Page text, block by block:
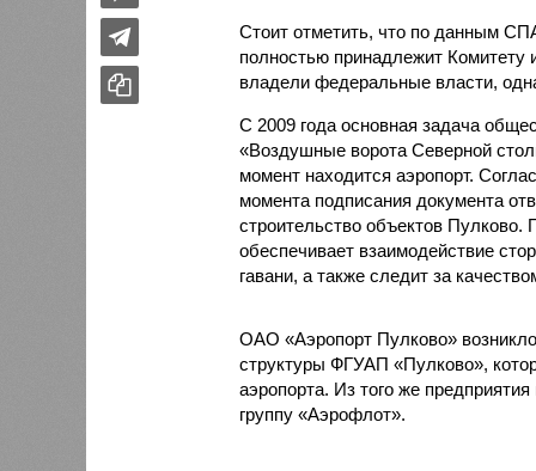
Стоит отметить, что по данным
полностью принадлежит
владели федеральные власти,
С 2009 года основная задача
«Воздушные ворота Северной
момент находится аэропорт.
момента подписания документа
строительство объектов Пулково.
обеспечивает взаимодействие
гавани, а также следит за
ОАО «Аэропорт Пулково»
структуры ФГУАП «Пулково»,
аэропорта. Из того же
группу «Аэрофлот».